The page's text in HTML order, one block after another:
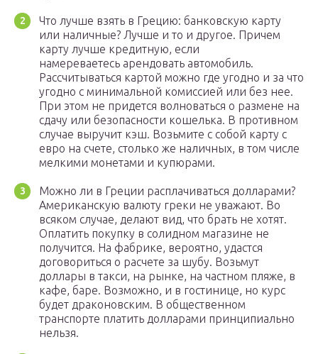
Что лучше взять в Грецию: банковскую карту
или наличные? Лучше и то и другое. Причем
карту лучше кредитную, если
намереваетесь арендовать автомобиль.
Рассчитываться картой можно где угодно и за что
угодно с минимальной комиссией или без нее.
При этом не придется волноваться о размене на
сдачу или безопасности кошелька. В противном
случае выручит кэш. Возьмите с собой карту с
евро на счете, столько же наличных, в том числе
мелкими монетами и купюрами.
Можно ли в Греции расплачиваться долларами?
Американскую валюту греки не уважают. Во
всяком случае, делают вид, что брать не хотят.
Оплатить покупку в солидном магазине не
получится. На фабрике, вероятно, удастся
договориться о расчете за шубу. Возьмут
доллары в такси, на рынке, на частном пляже, в
кафе, баре. Возможно, и в гостинице, но курс
будет драконовским. В общественном
транспорте платить долларами принципиально
нельзя.